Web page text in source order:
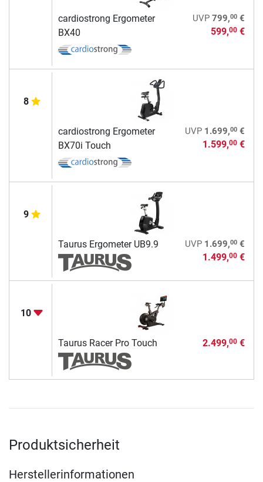
cardiostrong Ergometer
BX40
UVP 799,00€
599,00€
8
cardiostrong Ergometer
BX70i Touch
UVP 1.699,00€
1.599,00€
9
Taurus Ergometer UB9.9 UVP 1.699,00€
1.499,00€
10
Taurus Racer Pro Touch 2.499,00€
Produktsicherheit
Herstellerinformationen